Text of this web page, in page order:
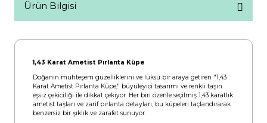
Ürün Bilgisi
1,43 Karat Ametist Pırlanta Küpe
Doğanın muhteşem güzelliklerini ve lüksü bir araya getiren "1,43
Karat Ametist Pırlanta Küpe," büyüleyici tasarımı ve renkli taşın
eşsiz çekiciliği ile dikkat çekiyor. Her biri özenle seçilmiş 1,43 karatlık
ametist taşları ve zarif pırlanta detayları, bu küpeleri taçlandırarak
benzersiz bir şıklık ve zarafet sunuyor.